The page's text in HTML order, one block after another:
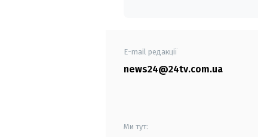
E-mail редакції
news24@24tv.com.ua
Ми тут: